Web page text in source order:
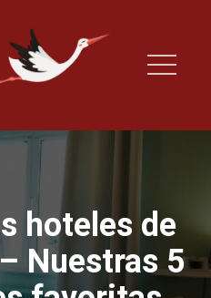
hoteles de
Nuestras 5